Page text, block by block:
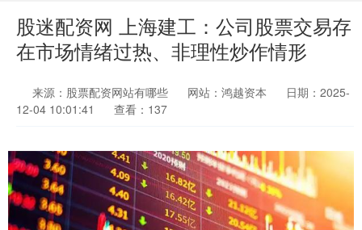
股迷配资网 上海建工：公司股票交易存
在市场情绪过热、非理性炒作情形
来源：股票配资网站有哪些 网站：鸿越资本
日期：2025-
12-04 10:01:41
查看：137